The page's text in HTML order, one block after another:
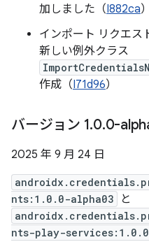
加しました（I882ca）
インポート リクエス
新しい例外クラス
作成（I71d96）
バージョン 1.0.0-
2025 年 9 月 24 日
nts:1.0.0-alpha03
と
nts-play-